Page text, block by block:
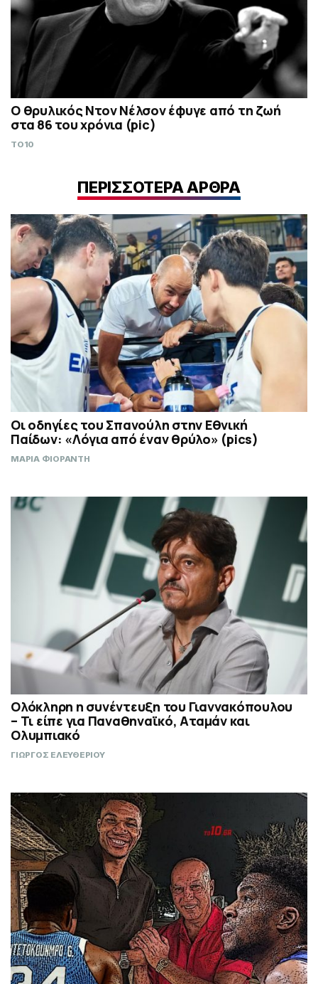
Ο θρυλικός Ντον Νέλσον έφυγε από τη ζωή
στα 86 του χρόνια (pic)
TO10
ΠΕΡΙΣΣΟΤΕΡΑ ΑΡΘΡΑ
Οι οδηγίες του Σπανούλη στην Εθνική
Παίδων: «Λόγια από έναν θρύλο» (pics)
ΜΑΡΙΑ ΦΙΟΡΑΝΤΗ
Ολόκληρη η συνέντευξη του Γιαννακόπουλου
– Τι είπε για Παναθηναϊκό, Αταμάν και
Ολυμπιακό
ΓΙΩΡΓΟΣ ΕΛΕΥΘΕΡΙΟΥ